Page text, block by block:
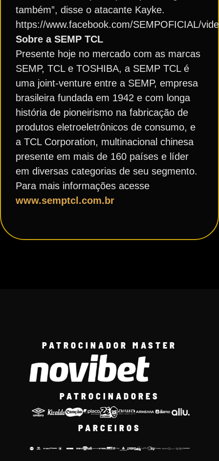
também”, disse o atacante Kayke.
https://www.facebook.com/SEMPOFICIAL/
Sobre a SEMP TCL
Presente hoje no mercado com as marcas
SEMP, TCL e TOSHIBA, a SEMP TCL é
uma joint-venture entre a SEMP, empresa
brasileira fundada em 1942 e com longa
história de pioneirismo na fabricação de
produtos eletroeletrônicos de consumo, e
a TCL Corporation, multinacional chinesa
presente em mais de 160 países e líder
em diversas categorias de seu segmento.
Para mais informações acesse
www.semptcl.com.br
PATROCINADOR MASTER
PATROCINADORES
PARCEIROS